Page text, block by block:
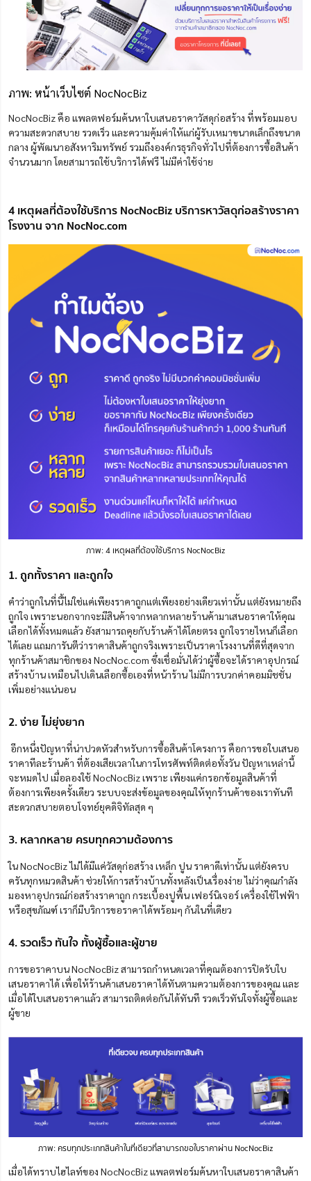
ภาพ: หน้าเว็บไซต์ NocNocBiz
NocNocBiz คือ แพลตฟอร์มค้นหาใบเสนอราคาวัสดุก่อสร้าง ที่พร้อมมอบ
ความสะดวกสบาย รวดเร็ว และความคุ้มค่าให้แก่ผู้รับเหมาขนาดเล็กถึงขนาด
กลาง ผู้พัฒนาอสังหาริมทรัพย์ รวมถึงองค์กรธุรกิจทั่วไปที่ต้องการซื้อสินค้า
จำนวนมาก โดยสามารถใช้บริการได้ฟรี ไม่มีค่าใช้จ่าย
4 เหตุผลที่ต้องใช้บริการ NocNocBiz บริการหาวัสดุก่อสร้างราคา
โรงงาน จาก NocNoc.com
ภาพ: 4 เหตุผลที่ต้องใช้บริการ NocNocBiz
1. ถูกทั้งราคา และถูกใจ
คำว่าถูกในที่นี้ไม่ใช่แค่เพียงราคาถูกแต่เพียงอย่างเดียวเท่านั้น แต่ยังหมายถึง
ถูกใจ เพราะนอกจากจะมีสินค้าจากหลากหลายร้านค้ามาเสนอราคาให้คุณ
เลือกได้ทั้งหมดแล้ว ยังสามารถคุยกับร้านค้าได้โดยตรง ถูกใจรายไหนก็เลือก
ได้เลย แถมการันตีว่าราคาสินค้าถูกจริงเพราะเป็นราคาโรงงานที่ดีที่สุดจาก
ทุกร้านค้าสมาชิกของ NocNoc.com ซึ่งเชื่อมั่นได้ว่าผู้ซื้อจะได้ราคาอุปกรณ์
สร้างบ้านเหมือนไปเดินเลือกซื้อเองที่หน้าร้าน ไม่มีการบวกค่าคอมมิชชั่น
เพิ่มอย่างแน่นอน
2. ง่าย ไม่ยุ่งยาก
อีกหนึ่งปัญหาที่น่าปวดหัวสำหรับการซื้อสินค้าโครงการ คือการขอใบเสนอ
ราคาทีละร้านค้า ที่ต้องเสียเวลาในการโทรศัพท์ติดต่อทั้งวัน ปัญหาเหล่านี้
จะหมดไป เมื่อลองใช้ NocNocBiz เพราะ เพียงแค่กรอกข้อมูลสินค้าที่
ต้องการเพียงครั้งเดียว ระบบจะส่งข้อมูลของคุณให้ทุกร้านค้าของเราทันที
สะดวกสบายตอบโจทย์ยุคดิจิทัลสุด ๆ
3. หลากหลาย ครบทุกความต้องการ
ใน NocNocBiz ไม่ได้มีแค่วัสดุก่อสร้าง เหล็ก ปูน ราคาดีเท่านั้น แต่ยังครบ
ครันทุกหมวดสินค้า ช่วยให้การสร้างบ้านทั้งหลังเป็นเรื่องง่ายไม่ว่าคุณกำลัง
มองหาอุปกรณ์ก่อสร้างราคาถูก กระเบื้องปูพื้น เฟอร์นิเจอร์ เครื่องใช้ไฟฟ้า
หรือสุขภัณฑ์ เราก็มีบริการขอราคาได้พร้อมๆ กันในที่เดียว
4. รวดเร็ว ทันใจ ทั้งผู้ซื้อและผู้ขาย
การขอราคาบน NocNocBiz สามารถกำหนดเวลาที่คุณต้องการปิดรับใบ
เสนอราคาได้ เพื่อให้ร้านค้าเสนอราคาได้ทันตามความต้องการของคุณ และ
เมื่อได้ใบเสนอราคาแล้ว สามารถติดต่อกันได้ทันที รวดเร็วทันใจทั้งผู้ซื้อและ
ผู้ขาย
ภาพ: ครบทุกประเภทสินค้าในที่เดียวที่สามารถขอใบราคาผ่าน NocNocBiz
เมื่อได้ทราบไฮไลท์ของ NocNocBiz แพลตฟอร์มค้นหาใบเสนอราคาสินค้า